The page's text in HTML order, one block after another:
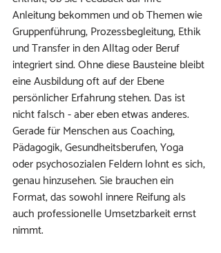
Anleitung bekommen und ob Themen wie
Gruppenführung, Prozessbegleitung, Ethik
und Transfer in den Alltag oder Beruf
integriert sind. Ohne diese Bausteine bleibt
eine Ausbildung oft auf der Ebene
persönlicher Erfahrung stehen. Das ist
nicht falsch - aber eben etwas anderes.
Gerade für Menschen aus Coaching,
Pädagogik, Gesundheitsberufen, Yoga
oder psychosozialen Feldern lohnt es sich,
genau hinzusehen. Sie brauchen ein
Format, das sowohl innere Reifung als
auch professionelle Umsetzbarkeit ernst
nimmt.